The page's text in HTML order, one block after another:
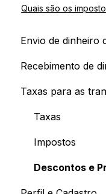
Quais são os
Envio de dinheiro
Passo a Passo
Pagamento da
Limites e
Envio como
Cotações,
Recebimento de
Primeiros
Plataformas
Recebimento
Taxas para as
Taxas
Impostos
Descontos e